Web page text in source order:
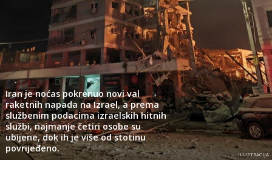
Iran je noćas pokrenuo novi val
raketnih napada na Izrael, a prema
službenim podacima izraelskih hitnih
službi, najmanje četiri osobe su
ubijene, dok ih je više od stotinu
povrijeđeno.
ILUSTRACIJA